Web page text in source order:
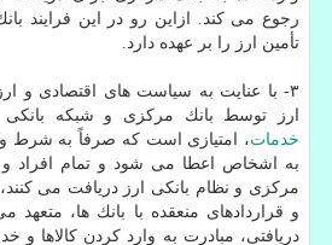
رجوع می كند. ازاین رو در این فرایند
تأمین ارز را بر عهده دارد.
۳- با عنایت به سیاست های اقتصادی و
ارز توسط بانك مركزی و شبكه بانكی
خدمات، امتیازی است كه صرفاً به شرط
به اشخاص اعطا می شود و تمام افراد
مركزی و نظام بانكی ارز دریافت می
و قراردادهای منعقده با بانك ها، متعهد
دریافتی، مبادرت به وارد كردن كالاها و